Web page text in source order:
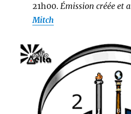
21h00. Émission créée et
Mitch